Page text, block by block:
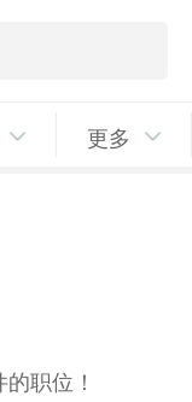
更多
职位！